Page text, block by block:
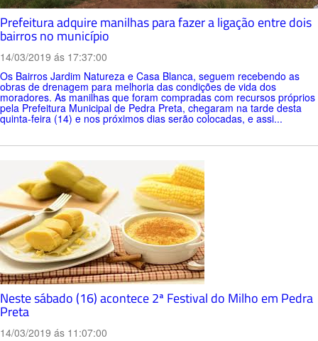
Prefeitura adquire manilhas para fazer a ligação entre dois
bairros no município
14/03/2019 ás 17:37:00
Os Bairros Jardim Natureza e Casa Blanca, seguem recebendo as
obras de drenagem para melhoria das condições de vida dos
moradores. As manilhas que foram compradas com recursos próprios
pela Prefeitura Municipal de Pedra Preta, chegaram na tarde desta
quinta-feira (14) e nos próximos dias serão colocadas, e assi...
Neste sábado (16) acontece 2ª Festival do Milho em Pedra
Preta
14/03/2019 ás 11:07:00